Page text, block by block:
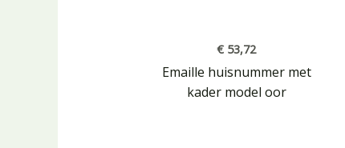
€ 53,72
Emaille huisnummer met
kader model oor